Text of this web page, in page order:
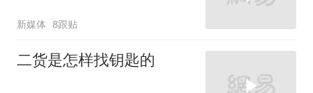
新媒体 8跟贴
二货是怎样找钥匙的